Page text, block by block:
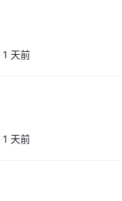
·1 天前
·1 天前